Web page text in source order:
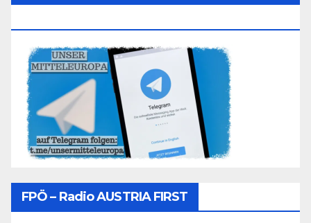
FPÖ – Radio AUSTRIA FIRST